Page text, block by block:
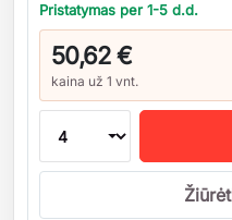
Pristatymas per 1-5 d.d.
50,62 €
kaina už 1 vnt.